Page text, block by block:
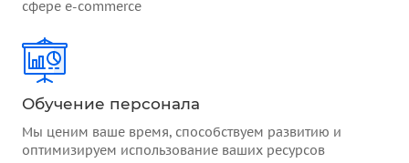
сфере e-commerce
Обучение персонала
Мы ценим ваше время, способствуем развитию и
оптимизируем использование ваших ресурсов